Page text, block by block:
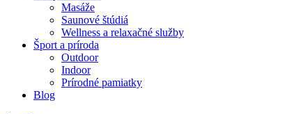
Masáže
Saunové štúdiá
Wellness a relaxačné služby
Šport a príroda
Outdoor
Indoor
Prírodné pamiatky
Blog